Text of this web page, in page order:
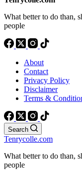
What better to do than,
people
About
Contact
Privacy Policy
Disclaimer
Terms &
Search
Tenrycolle.com
What better to do than,
people